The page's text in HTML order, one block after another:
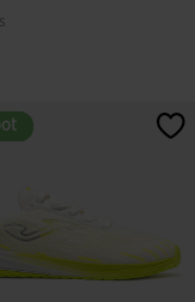
de valoración de clientes